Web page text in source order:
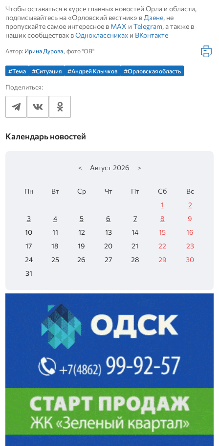
Чтобы оставаться в курсе главных новостей Орла и области,
подписывайтесь на «Орловский вестник» в Дзене, не
пропускайте самое интересное в MAX и Telegram, а также в
наших сообществах вОдноклассникахи ВКонтакте
Автор: Ирина Дурова, фото "ОВ"
#Тема #Ситуация #Андрей Клычков #Орловская область
Поделиться:
Календарь новостей
< Август 2026 >
Пн Вт Ср Чт Пт Сб
Вс
1
2
3
4 5 6 7 8
9
10
11 12 13 14 15
16
17
18 19 20 21 22
23
24
25 26 27 28 29
30
31